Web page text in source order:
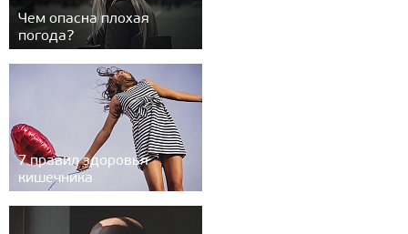
Чем опасна плохая
погода?
7 правил здоровья
кишечника